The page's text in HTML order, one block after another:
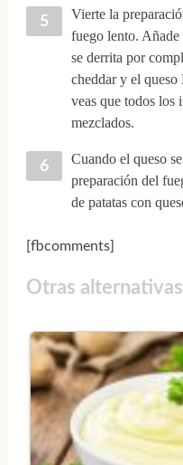
Vierte la
fuego lento.
se derrita por
cheddar y el queso
veas que todos los
mezclados.
Cuando el queso
preparación del
de patatas con
[fbcomments]
Otras